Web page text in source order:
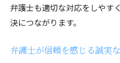
弁護士も適切な対応をしやす
決につながります。
弁護士が信頼を感じる誠実